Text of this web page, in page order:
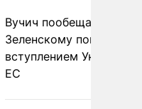
Вучич пообещал
Зеленскому помочь со
вступлением Украины в
ЕС